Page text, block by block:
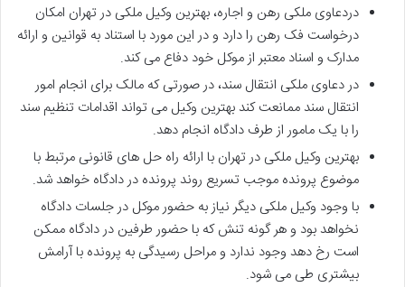
دردعاوی ملکی رهن و اجاره، بهترین وکیل ملکی در تهران امکان
درخواست فک رهن را دارد و در این مورد با استناد به قوانین و ارائه
مدارک و اسناد معتبر از موکل خود دفاع می کند.
در دعاوی ملکی انتقال سند، در صورتی که مالک برای انجام امور
انتقال سند ممانعت کند بهترین وکیل می تواند اقدامات تنظیم سند
را با یک مامور از طرف دادگاه انجام دهد.
بهترین وکیل ملکی در تهران با ارائه راه حل های قانونی مرتبط با
موضوع پرونده موجب تسریع روند پرونده در دادگاه خواهد شد.
با وجود وکیل ملکی دیگر نیاز به حضور موکل در جلسات دادگاه
نخواهد بود و هر گونه تنش که با حضور طرفین در دادگاه ممکن
است رخ دهد وجود ندارد و مراحل رسیدگی به پرونده با آرامش
بیشتری طی می شود.